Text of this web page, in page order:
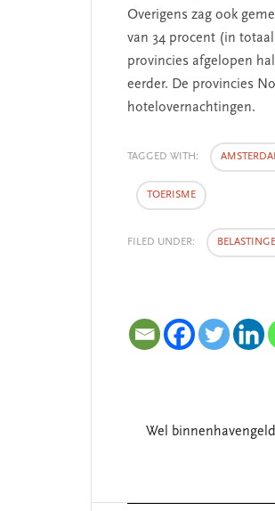
Overigens zag ook
van 34 procent (in
provincies afgelopen
eerder. De provincies
hotelovernachtingen.
TAGGED WITH:
TOERISME
FILED UNDER:
Wel